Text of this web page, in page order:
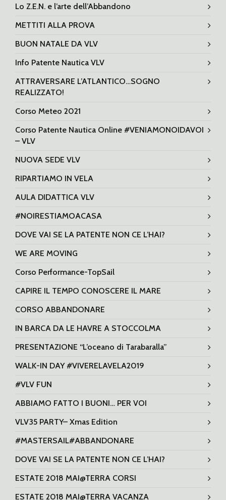
Lo Z.E.N. e l’arte dell’Abbandono
METTITI ALLA PROVA
BUON NATALE DA VLV
Info Patente Nautica VLV
ATTRAVERSARE L’ATLANTICO…SOGNO
REALIZZATO!
Corso Meteo 2021
Corso Patente Nautica Online #VENIAMONOIDAVOI
– VLV
NUOVA SEDE VLV
RIPARTIAMO IN VELA
AULA DIDATTICA VLV
#NOIRESTIAMOACASA
DOVE VAI SE LA PATENTE NON CE L’HAI?
WE ARE MOVING
Corso Performance-TopSail
CAPIRE IL TEMPO CONOSCERE IL MARE
CORSO ABBANDONARE
IN BARCA DA LE HAVRE A STOCCOLMA
PRESENTAZIONE “L’oceano di Tarabaralla”
WALK-IN DAY #VIVERELAVELA2019
#VLV FUN
ABBIAMO FATTO I BUONI… PER VOI
VLV35 PARTY– Xmas Edition
#MASTERSAIL#ABBANDONARE
DOVE VAI SE LA PATENTE NON CE L’HAI?
ESTATE 2018 MAI@TERRA CORSI
ESTATE 2018 MAI@TERRA VACANZA